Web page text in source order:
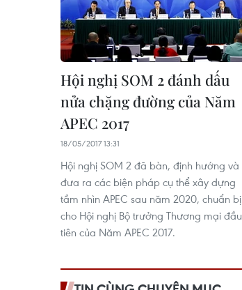
Hội nghị SOM 2 đánh dấu
nửa chặng đường của Năm
APEC 2017
18/05/2017 13:31
Hội nghị SOM 2 đã bàn, định hướng và
đưa ra các biện pháp cụ thể xây dựng
tầm nhìn APEC sau năm 2020, chuẩn bị
cho Hội nghị Bộ trưởng Thương mại đầu
tiên của Năm APEC 2017.